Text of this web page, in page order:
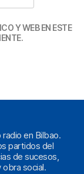
Y WEB EN ESTE
en Bilbao.
partidos del
de sucesos,
social.